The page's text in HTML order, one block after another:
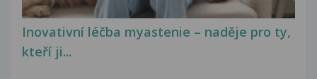
Inovativní léčba myastenie – naděje pro ty,
kteří ji...